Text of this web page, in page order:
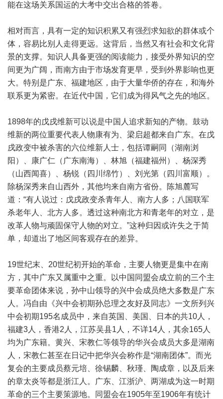
能在这场关系国运的大考中交出合格的答卷。
相对而言，具有一定的知识积累又有强烈求知欲的群体或个
体，容易比别人走得更远。这背后，当然又有社会和文化背
景的支撑。知识人具备更强的阅读能力，接受外界知识的空
间更为广阔，而南方由于市场发育更早，受到外界影响也更
大。特别是广东、福建地区，由于大量华侨的存在，和海外
联系更为紧密。在近代中国，它们成为得风气之先的地区。
1898年的戊戌维新可以说是中国人追求新知的产物。鼓动
维新的两位重要代表人物康有为、梁启超都来自广东。在戊
戌政变中被杀害的六位维新人士，包括谭嗣同（湖南浏
阳）、康广仁（广东南海）、林旭（福建福州）、杨深秀
（山西闻喜）、杨锐（四川绵竹）、刘光第（四川富顺）。
除杨深秀来自山西外，其他均来自南方省份。陈旭麓写
道：“有人说过：戊戌政变杀青年人、南方人多；八国联军
杀老年人、北方人多。透过这种南北方和青老年的对立，是
改革人物与顽固保守人物的对立。”这种归因或许失之于简
单，却道出了地区间客观存在的差异。
19世纪末、20世纪初开始的革命，主要人物更是集中在南
方，其中广东又属重中之重。以中国同盟会成立前的三个主
要革命团体来说，孙中山领导的兴中会成员绝大多数是广东
人。冯自由《兴中会初期孙总理之友好及同志》一文所列兴
中会初期195名成员中，来自英国、美国、日本的共10人，
福建3人，香港2人，江苏吴县1人，不详14人，其余165人
均为广东籍。黄兴、宋教仁等领导的华兴会成员大多是湖南
人，宋教仁甚至在日记中把华兴会称作是“湖南团体”。而光
复会的主要成员蔡元培、徐锡麟、秋瑾、陶成章，以及后来
的章太炎等都是浙江人。广东、江浙沪、两湖成为这一时期
革命的三个主要策源地。同盟会在1905年至1906年有统计